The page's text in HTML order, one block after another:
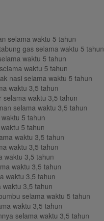
selama waktu 5 tahun
gas selama waktu 5 tahun
waktu 5 tahun
waktu 5 tahun
nasi selama waktu 5 tahun
waktu 3,5 tahun
waktu 3,5 tahun
selama waktu 3,5 tahun
5 tahun
5 tahun
waktu 3,5 tahun
waktu 3,5 tahun
waktu 3,5 tahun
waktu 3,5 tahun
waktu 3,5 tahun
waktu 3,5 tahun
selama waktu 5 tahun
waktu 3,5 tahun
selama waktu 3,5 tahun